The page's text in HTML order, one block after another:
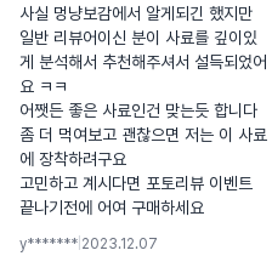
사실 멍냥보감에서 알게되긴 했지만
일반 리뷰어이신 분이 사료를 깊이있
게 분석해서 추천해주셔서 설득되었어
요 ㅋㅋ
어쨋든 좋은 사료인건 맞는듯 합니다
좀 더 먹여보고 괜찮으면 저는 이 사료
에 장착하려구요
고민하고 계시다면 포토리뷰 이벤트
끝나기전에 어여 구매하세요
y******* 2023.12.07